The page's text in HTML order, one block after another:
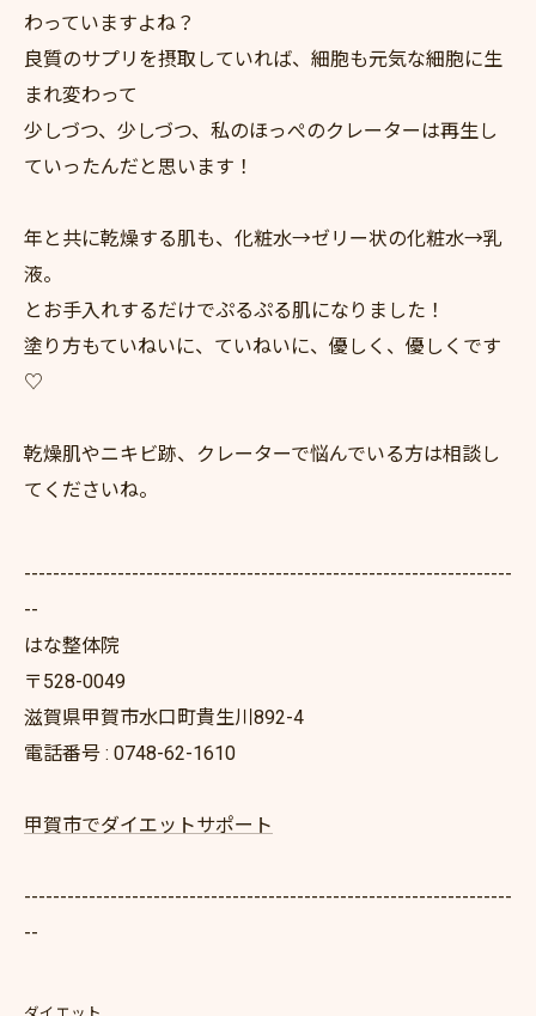
わっていますよね？
良質のサプリを摂取していれば、細胞も元気な細胞に生
まれ変わって
少しづつ、少しづつ、私のほっぺのクレーターは再生し
ていったんだと思います！
年と共に乾燥する肌も、化粧水→ゼリー状の化粧水→乳
液。
とお手入れするだけでぷるぷる肌になりました！
塗り方もていねいに、ていねいに、優しく、優しくです
♡
乾燥肌やニキビ跡、クレーターで悩んでいる方は相談し
てくださいね。
--------------------------------------------------------------------
--
はな整体院
〒528-0049
滋賀県甲賀市水口町貴生川892-4
電話番号 : 0748-62-1610
甲賀市でダイエットサポート
--------------------------------------------------------------------
--